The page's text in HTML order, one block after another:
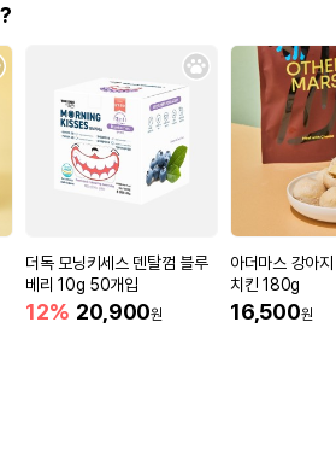
더독 모닝키세스 덴탈껌 블루
베리 10g 50개입
12% 20,900원
아더마스 강아
치킨 180g
16,500원